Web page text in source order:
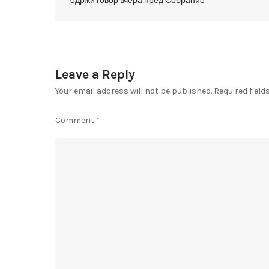
Leave a Reply
Your email address will not be published. Required
Comment *